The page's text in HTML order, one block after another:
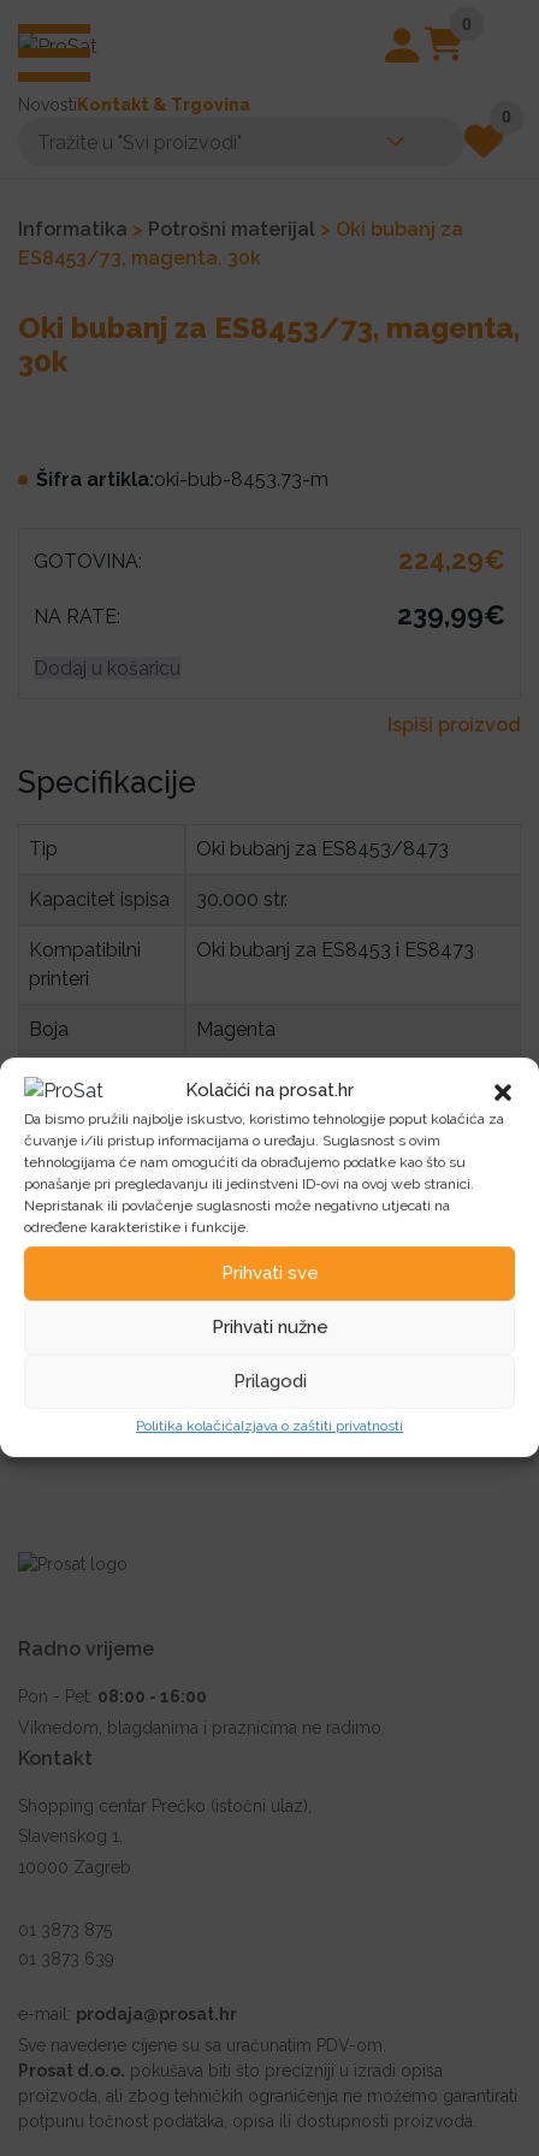
Kolačići na prosat.hr
Da bismo pružili najbolje iskustvo, koristimo tehnologije poput kolačića za
čuvanje i/ili pristup informacijama o uređaju. Suglasnost s ovim
tehnologijama će nam omogućiti da obrađujemo podatke kao što su
ponašanje pri pregledavanju ili jedinstveni ID-ovi na ovoj web stranici.
Nepristanak ili povlačenje suglasnosti može negativno utjecati na
određene karakteristike i funkcije.
Prihvati sve
Prihvati nužne
Prilagodi
Politika kolačićaIzjava o zaštiti privatnosti
0
Novosti Kontakt & Trgovina
0
Informatika > Potrošni materijal > Oki bubanj za
ES8453/73, magenta, 30k
Oki bubanj za ES8453/73, magenta,
30k
Šifra artikla:oki-bub-8453.73-m
GOTOVINA: 224,29€
NA RATE: 239,99€
Dodaj u košaricu
Ispiši proizvod
Specifikacije
Tip Oki bubanj za ES8453/8473
Kapacitet ispisa 30.000 str.
Kompatibilni
printeri
Oki bubanj za ES8453 i ES8473
Boja Magenta
Povezani proizvodi
Pogledajte sve
kvalitete i povjerenja kupaca i tvrtki koje posluju
sa nama!
Radno vrijeme
Pon - Pet: 08:00 - 16:00
Viknedom, blagdanima i praznicima ne radimo.
Kontakt
Shopping centar Prečko (istočni ulaz),
Slavenskog 1,
10000 Zagreb
01 3873 875
01 3873 639
e-mail: prodaja@prosat.hr
Sve navedene cijene su sa uračunatim PDV-om.
Prosat d.o.o. pokušava biti što precizniji u izradi opisa
proizvoda, ali zbog tehničkih ograničenja ne možemo garantirati
potpunu točnost podataka, opisa ili dostupnosti proizvoda.